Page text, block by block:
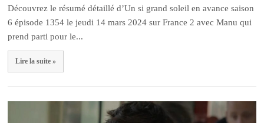
Découvrez le résumé détaillé d’Un si grand soleil en avance saison
6 épisode 1354 le jeudi 14 mars 2024 sur France 2 avec Manu qui
prend parti pour le...
Lire la suite »